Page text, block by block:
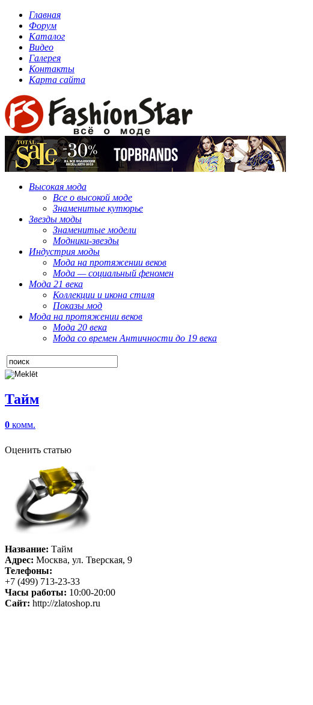
Главная
Форум
Каталог
Видео
Галерея
Контакты
Карта сайта
Высокая мода
Все о высокой моде
Знаменитые кутюрье
Звезды моды
Знаменитые модели
Модники-звезды
Индустрия моды
Мода на протяжении веков
Мода — социальный феномен
Мода 21 века
Коллекции и икона стиля
Показы мод
Мода на протяжении веков
Мода 20 века
Мода со времен Античности до 19 века
Тайм
0 комм.
Оценить статью
Название: Тайм
Адрес: Москва, ул. Тверская, 9
Телефоны:
+7 (499) 713-23-33
Часы работы: 10:00-20:00
Сайт: http://zlatoshop.ru